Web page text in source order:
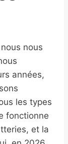
nous
années,
les types
fonctionne
et la